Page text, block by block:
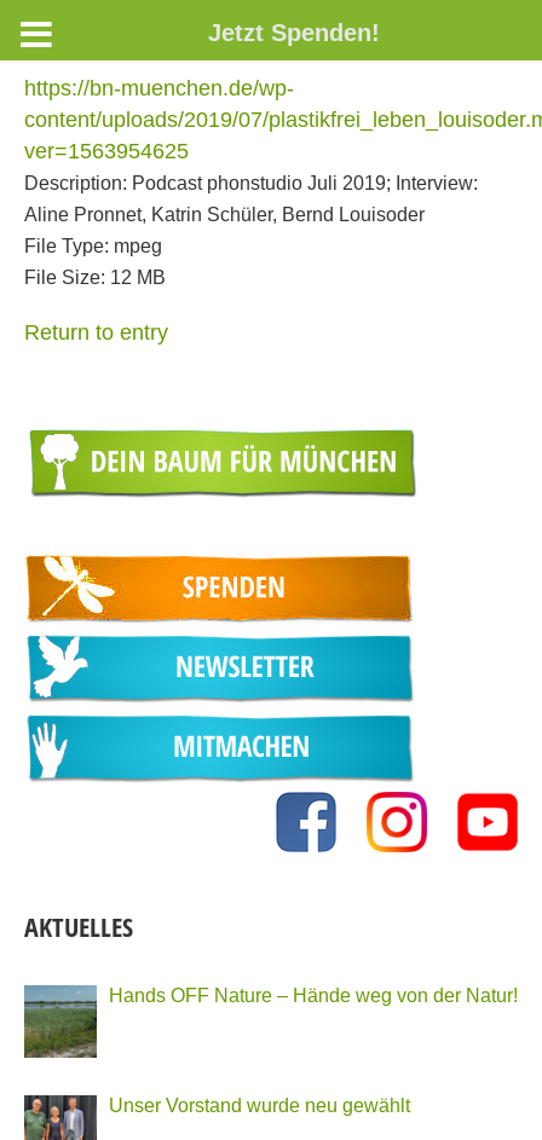
https://bn-muenchen.de/wp-
content/uploads/2019/07/
ver=1563954625
Description: Podcast phonstudio Juli 2019; Interview:
Aline Pronnet, Katrin Schüler, Bernd Louisoder
File Type: mpeg
File Size: 12 MB
Return to entry
AKTUELLES
Hands OFF Nature – Hände weg von der Natur!
Unser Vorstand wurde neu gewählt
Jetzt Spenden!